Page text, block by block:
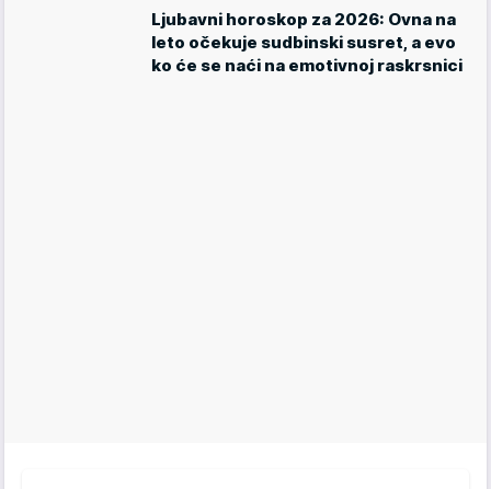
Ljubavni horoskop za 2026: Ovna na
leto očekuje sudbinski susret, a evo
ko će se naći na emotivnoj raskrsnici